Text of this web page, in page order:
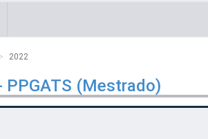
2022
PPGATS (Mestrado)